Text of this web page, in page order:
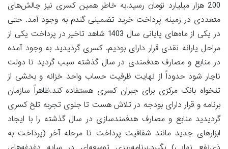
200 هزار میلیارد تومان رسید.به خاطر همین کسری نیز چالش‌های
متعددی در زمینه پرداخت خرید تضمینی گندم به وجود آمد. حتی
در یکی از ماه‌های پایانی سال 1403 شاهد تاخیر در پرداخت یکی از
مراحل یارانه نقدی قرار دارای بودیم. کسری گردیدید به وجود آمده
در منابع و مصارف هدفمندی در سال گذشته سبب گردید تا دولت
ناچار شود حدوداً از نهایت ظرفیت حساب واحد خزانه و بخشی از
تنخواه بانک مرکزی برای جبران کسری هستفاده کند.ظاهراً سازمان
برنامه و قرار دارای بودجه در تلاش هست تا جلوی تجربه تلخ کسری
گردیدید منابع و مصارف هدفمندسازی در سال گذشته را با ایجاد
ابزارهای جدید مانند شفافیت پرداخت تا مرحله آخر (پرداخت به